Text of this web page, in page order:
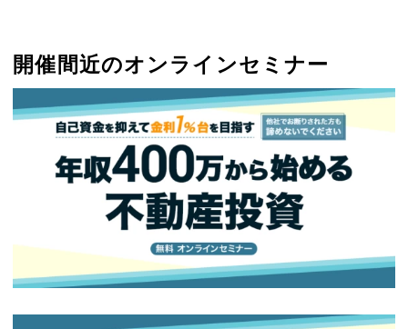
開催間近のオンラインセミナー